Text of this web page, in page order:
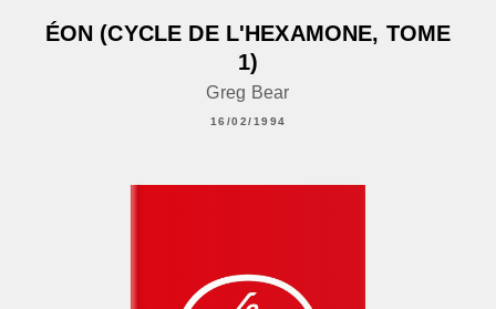
ÉON (CYCLE DE L'HEXAMONE, TOME
1)
Greg Bear
16/02/1994